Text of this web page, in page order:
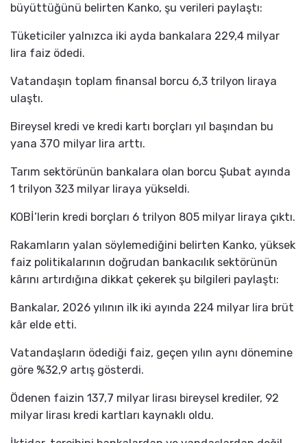
büyüttüğünü belirten Kanko, şu verileri paylaştı:
Tüketiciler yalnızca iki ayda bankalara 229,4 milyar
lira faiz ödedi.
Vatandaşın toplam finansal borcu 6,3 trilyon liraya
ulaştı.
Bireysel kredi ve kredi kartı borçları yıl başından bu
yana 370 milyar lira arttı.
Tarım sektörünün bankalara olan borcu Şubat ayında
1 trilyon 323 milyar liraya yükseldi.
KOBİ’lerin kredi borçları 6 trilyon 805 milyar liraya çıktı.
Rakamların yalan söylemediğini belirten Kanko, yüksek
faiz politikalarının doğrudan bankacılık sektörünün
kârını artırdığına dikkat çekerek şu bilgileri paylaştı:
Bankalar, 2026 yılının ilk iki ayında 224 milyar lira brüt
kâr elde etti.
Vatandaşların ödediği faiz, geçen yılın aynı dönemine
göre %32,9 artış gösterdi.
Ödenen faizin 137,7 milyar lirası bireysel krediler, 92
milyar lirası kredi kartları kaynaklı oldu.